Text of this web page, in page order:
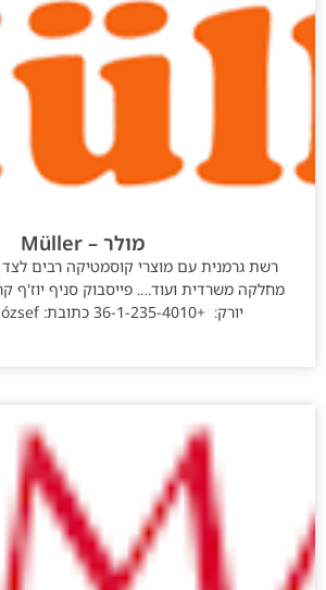
מולר – Müller
רשת גרמנית עם מוצרי קוסמטיקה רבים
מחלקה משרדית ועוד…. פייסבוק סניף יוז'ף
יורק: +36-1-235-4010 כתובת: Budapest, József